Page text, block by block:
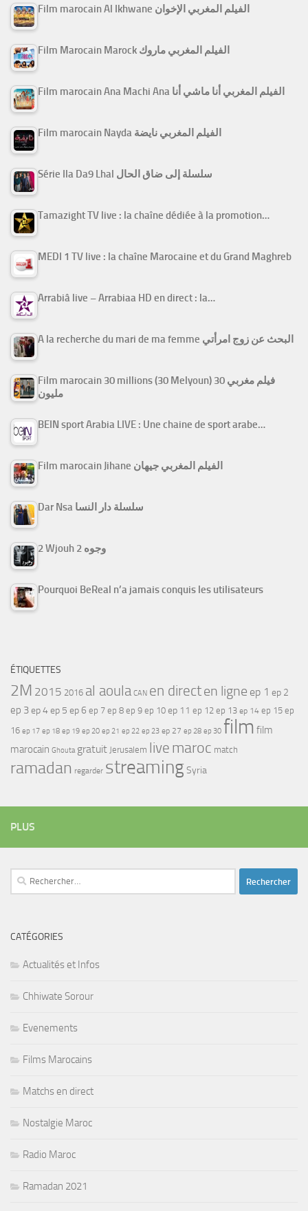
Film marocain Al Ikhwane الفيلم المغربي الإخوان
Film Marocain Marock الفيلم المغربي ماروك
Film marocain Ana Machi Ana الفيلم المغربي أنا ماشي أنا
Film marocain Nayda الفيلم المغربي نايضة
Série Ila Da9 Lhal سلسلة إلى ضاق الحال
Tamazight TV live : la chaîne dédiée à la promotion…
MEDI 1 TV live : la chaîne Marocaine et du Grand Maghreb
Arrabiâ live – Arrabiaa HD en direct : la…
A la recherche du mari de ma femme البحث عن زوج امرأتي
Film marocain 30 millions (30 Melyoun) فيلم مغربي 30
مليون
BEIN sport Arabia LIVE : Une chaine de sport arabe…
Film marocain Jihane الفيلم المغربي جيهان
Dar Nsa سلسلة دار النسا
2 Wjouh 2 وجوه
Pourquoi BeReal n’a jamais conquis les utilisateurs
ÉTIQUETTES
2M 2015 2016 al aoula CAN en directen ligne ep 1 ep 2
ep 3ep 4ep 5 ep 6 ep 7 ep 8 ep 9 ep 10 ep 11 ep 12 ep 13 ep 14 ep 15 ep
16 ep 17 ep 18 ep 19 ep 20 ep 21 ep 22 ep 23 ep 27 ep 28 ep 30 film film
marocain Ghouta gratuit Jerusalem live maroc match
ramadan regarder streamingSyria
PLUS
Rechercher :
CATÉGORIES
Actualités et Infos
Chhiwate Sorour
Evenements
Films Marocains
Matchs en direct
Nostalgie Maroc
Radio Maroc
Ramadan 2021